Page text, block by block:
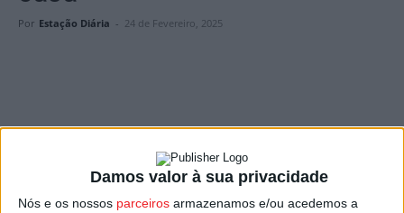
Damos valor à sua privacidade
Nós e os nossos parceiros armazenamos e/ou acedemos a
Por Estação Diária - 24 de Fevereiro, 2025
A jornada 20 doCampeonato de Portugalde futebol
ficou marcada pela derrota doCinfãese por mais um